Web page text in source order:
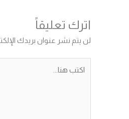
اترك تعليقاً
لن يتم نشر عنوان بريدك
هنا...